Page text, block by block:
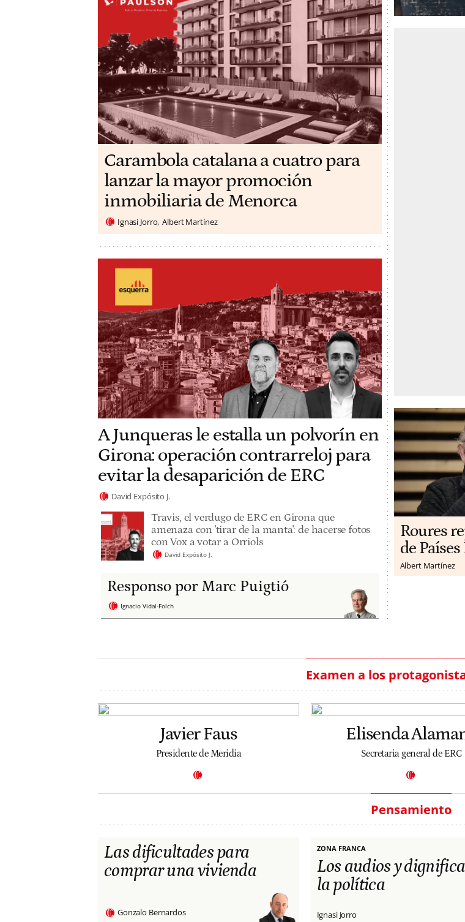
Carambola catalana a cuatro para
lanzar la mayor promoción
inmobiliaria de Menorca
Ignasi Jorro Albert Martínez
A Junqueras le estalla un polvorín en
Girona: operación contrarreloj para
evitar la desaparición de ERC
David Expósito J.
Travis, el verdugo de ERC en Girona que
amenaza con 'tirar de la manta': de hacerse fotos
con Vox a votar a Orriols
David Expósito J.
Responso por Marc Puigtió
Ignacio Vidal-Folch
Roures
de
Albert Martínez
Examen a los
Javier Faus
Presidente de Meridia
Elisenda
Secretaria general de ERC
Pensamiento
Las dificultades para
comprar una vivienda
Gonzalo Bernardos
ZONA FRANCA
Los audios y
la política
Ignasi Jorro